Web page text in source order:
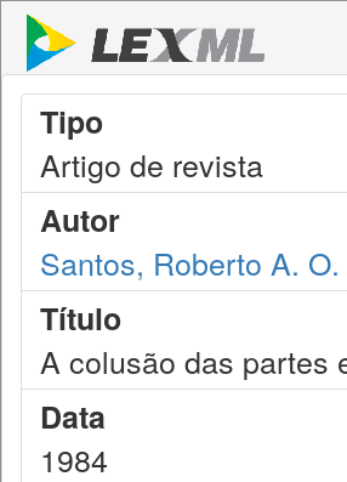
Tipo
Artigo de revista
Autor
Santos, Roberto A.
Título
A colusão das partes
Data
1984